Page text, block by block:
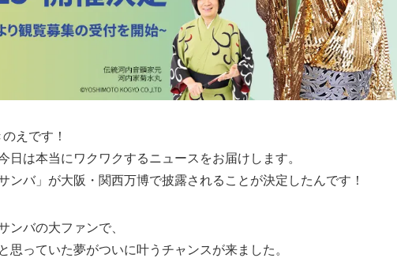
えです！
日は本当にワクワクするニュースをお届けします。
ンバ」が大阪・関西万博で披露されることが決定したんです！
ンバの大ファンで、
思っていた夢がついに叶うチャンスが来ました。